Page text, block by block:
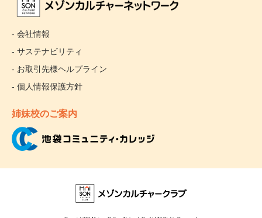
- 会社情報
- サステナビリティ
- お取引先様ヘルプライン
- 個人情報保護方針
姉妹校のご案内